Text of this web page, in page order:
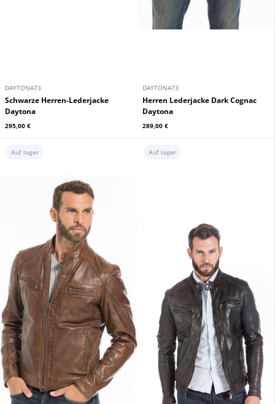
DAYTONA73
Schwarze Herren-Lederjacke
Daytona
295,00 €
DAYTONA73
Herren Lederjacke Dark Cognac
Daytona
289,00 €
Auf lager Auf lager